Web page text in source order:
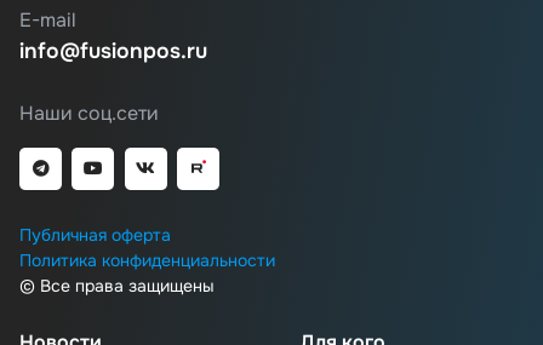
E-mail
info@fusionpos.ru
Наши соц.сети
Публичная оферта
Политика конфиденциальности
© Все права защищены